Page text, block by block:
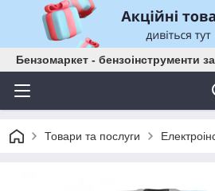
Бензомаркет - бензоінструменти
Товари та послуги